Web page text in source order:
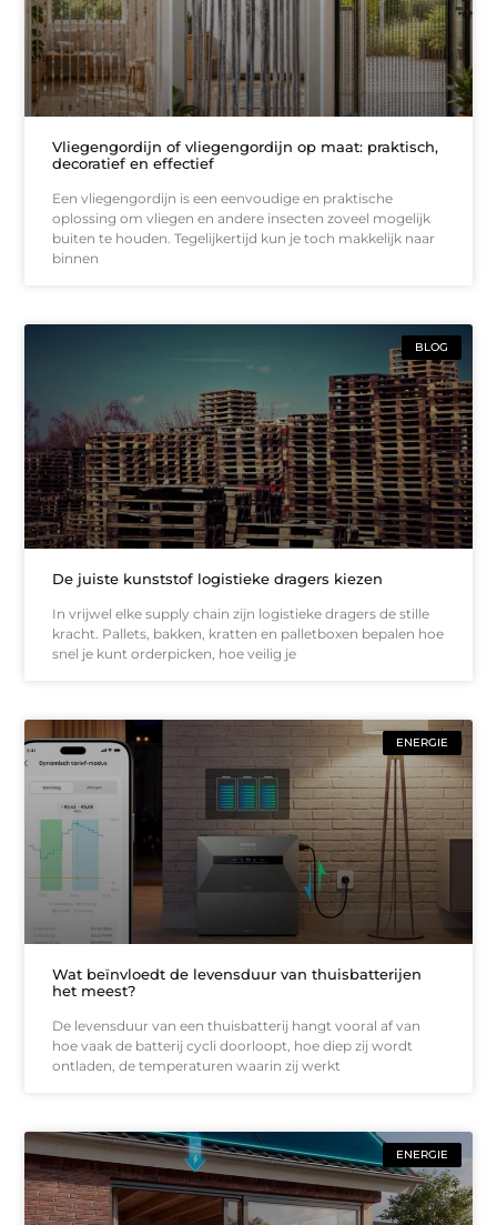
Vliegengordijn of vliegengordijn op maat: praktisch,
decoratief en effectief
Een vliegengordijn is een eenvoudige en praktische
oplossing om vliegen en andere insecten zoveel mogelijk
buiten te houden. Tegelijkertijd kun je toch makkelijk naar
binnen
BLOG
De juiste kunststof logistieke dragers kiezen
In vrijwel elke supply chain zijn logistieke dragers de stille
kracht. Pallets, bakken, kratten en palletboxen bepalen hoe
snel je kunt orderpicken, hoe veilig je
ENERGIE
Wat beïnvloedt de levensduur van thuisbatterijen
het meest?
De levensduur van een thuisbatterij hangt vooral af van
hoe vaak de batterij cycli doorloopt, hoe diep zij wordt
ontladen, de temperaturen waarin zij werkt
ENERGIE